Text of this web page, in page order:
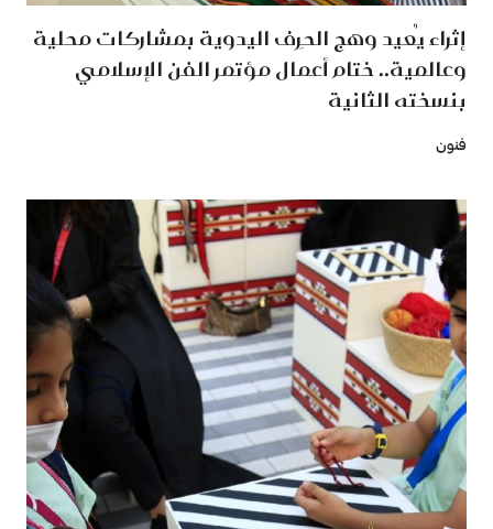
إثراء يُعيد وهج الحِرف اليدوية بمشاركات محلية
وعالمية.. ختام أعمال مؤتمر الفن الإسلامي
بنسخته الثانية
فنون